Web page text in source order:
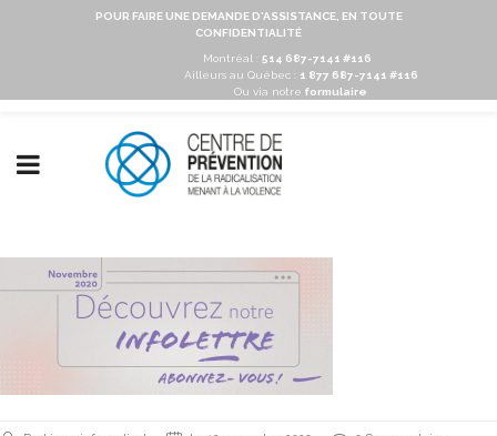
POUR FAIRE UNE DEMANDE D'ASSISTANCE, EN TOUTE
CONFIDENTIALITÉ
Montréal : 514 687-7141 #116
Ailleurs au Québec :
1 877 687-7141 #116
Ou via notre formulaire